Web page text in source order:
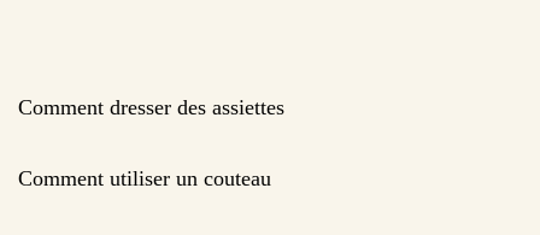
Comment dresser des assiettes
Comment utiliser un couteau